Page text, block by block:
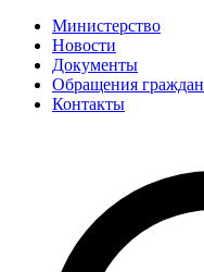
Министерство
Новости
Документы
Обращения граждан
Контакты